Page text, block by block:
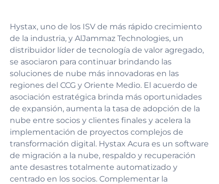
Hystax, uno de los ISV de más rápido crecimiento
de la industria, y AlJammaz Technologies, un
distribuidor líder de tecnología de valor agregado,
se asociaron para continuar brindando las
soluciones de nube más innovadoras en las
regiones del CCG y Oriente Medio. El acuerdo de
asociación estratégica brinda más oportunidades
de expansión, aumenta la tasa de adopción de la
nube entre socios y clientes finales y acelera la
implementación de proyectos complejos de
transformación digital. Hystax Acura es un software
de migración a la nube, respaldo y recuperación
ante desastres totalmente automatizado y
centrado en los socios. Complementar la